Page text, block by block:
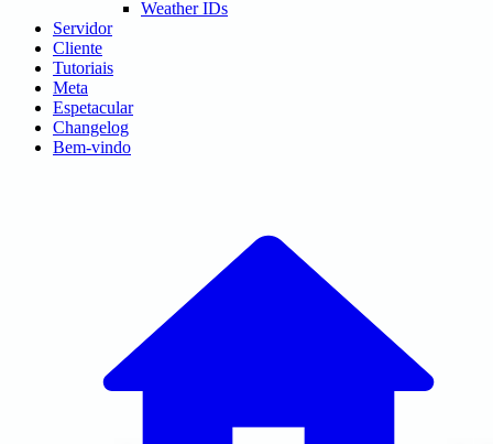
Weather IDs
Servidor
Cliente
Tutoriais
Meta
Espetacular
Changelog
Bem-vindo